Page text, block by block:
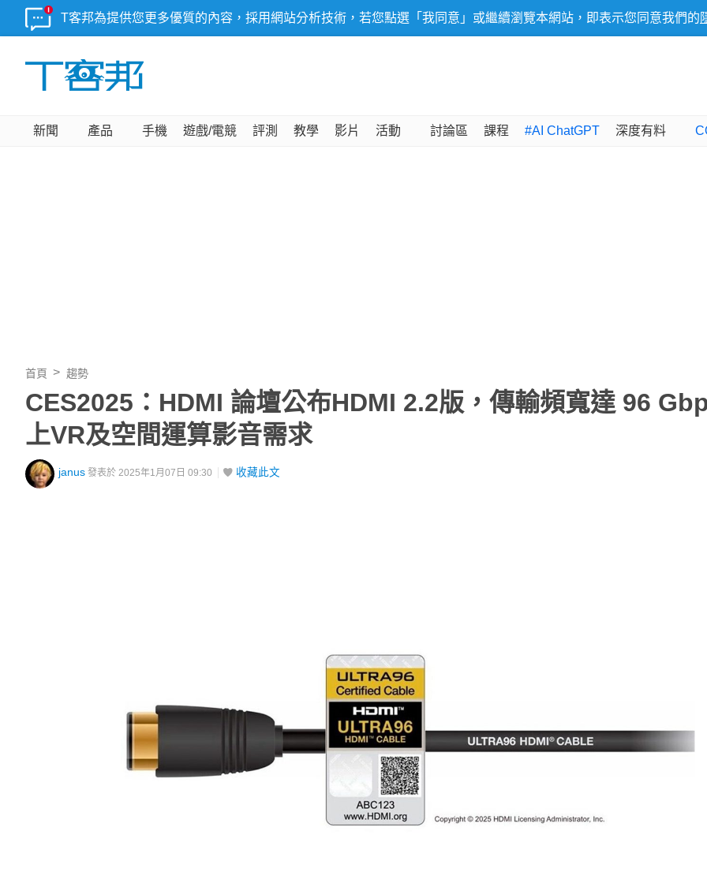
T客邦為提供您更多優質的內容，採用網站分析技術，若您點選「我同意」或繼續瀏覽本網站，即表示您同意我們的
新聞 產品 手機 遊戲/電競 評測 教學 影片 活動 討論區 課程 #AI ChatGPT 深度有料
首頁 趨勢
CES2025：HDMI 論壇公布HDMI 2.2版，傳輸頻寬達 96
上VR及空間運算影音需求
janus 發表於 2025年1月07日 09:30 收藏此文